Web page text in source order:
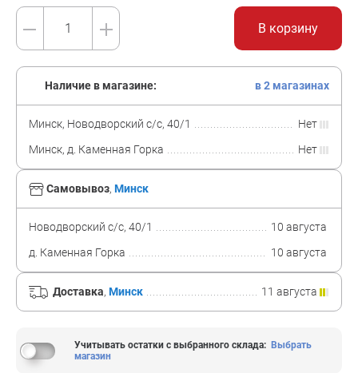
В корзину
Самовывоз, Минск
Новодворский с/с, 40/1
10 августа
д. Каменная Горка
10 августа
Доставка, Минск 11 августа
Наличие в магазине: в 2 магазинах
Минск, Новодворский с/с, 40/1
Нет
Минск, д. Каменная Горка
Нет
Учитывать остатки с выбранного склада: Выбрать
магазин